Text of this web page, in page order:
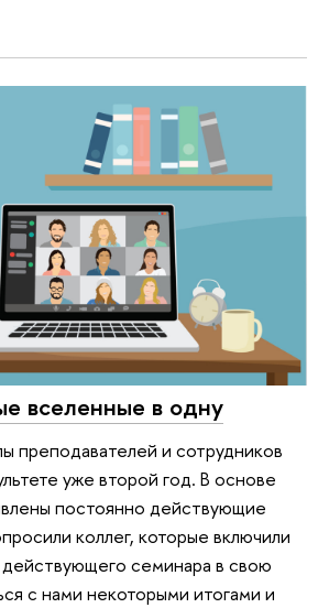
вселенные в одну
преподавателей и сотрудников
уже второй год. В основе
постоянно действующие
коллег, которые включили
семинара в свою
с нами некоторыми итогами и